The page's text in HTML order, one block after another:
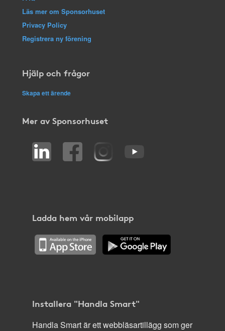
Läs mer om Sponsorhuset
Privacy Policy
Registrera ny förening
Hjälp och frågor
Skapa ett ärende
Mer av Sponsorhuset
Ladda hem vår mobilapp
Installera "Handla Smart"
Handla Smart är ett webbläsartillägg som ger